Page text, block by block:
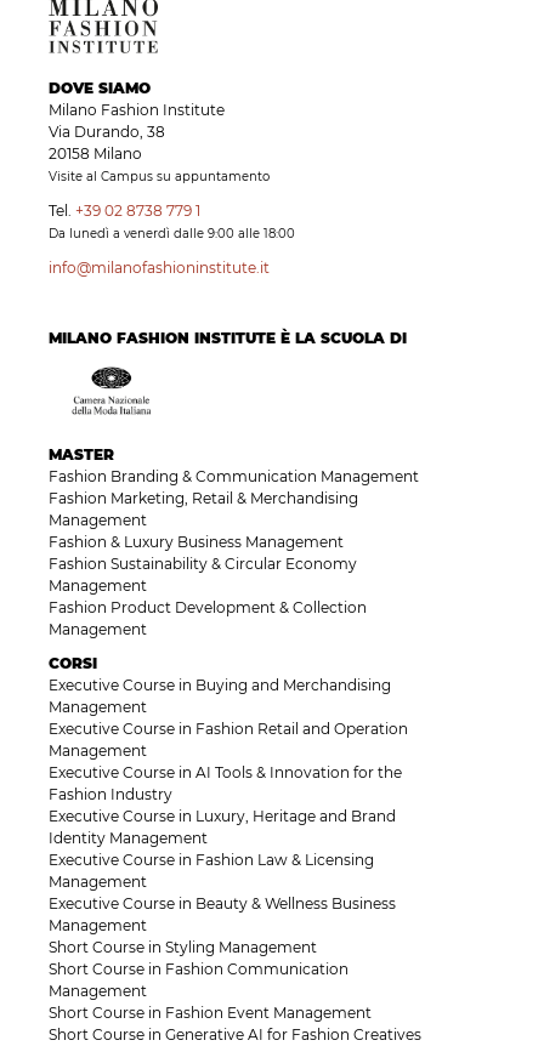
DOVE SIAMO
Milano Fashion Institute
Via Durando, 38
20158 Milano
Visite al Campus su appuntamento
Tel. +39 02 8738 779 1
Da lunedì a venerdì dalle 9:00 alle 18:00
info@milanofashioninstitute.it
MILANO FASHION INSTITUTE È LA SCUOLA DI
MASTER
Fashion Branding & Communication Management
Fashion Marketing, Retail & Merchandising
Management
Fashion & Luxury Business Management
Fashion Sustainability & Circular Economy
Management
Fashion Product Development & Collection
Management
CORSI
Executive Course in Buying and Merchandising
Management
Executive Course in Fashion Retail and Operation
Management
Executive Course in AI Tools & Innovation for the
Fashion Industry
Executive Course in Luxury, Heritage and Brand
Identity Management
Executive Course in Fashion Law & Licensing
Management
Executive Course in Beauty & Wellness Business
Management
Short Course in Styling Management
Short Course in Fashion Communication
Management
Short Course in Fashion Event Management
Short Course in Generative AI for Fashion Creatives